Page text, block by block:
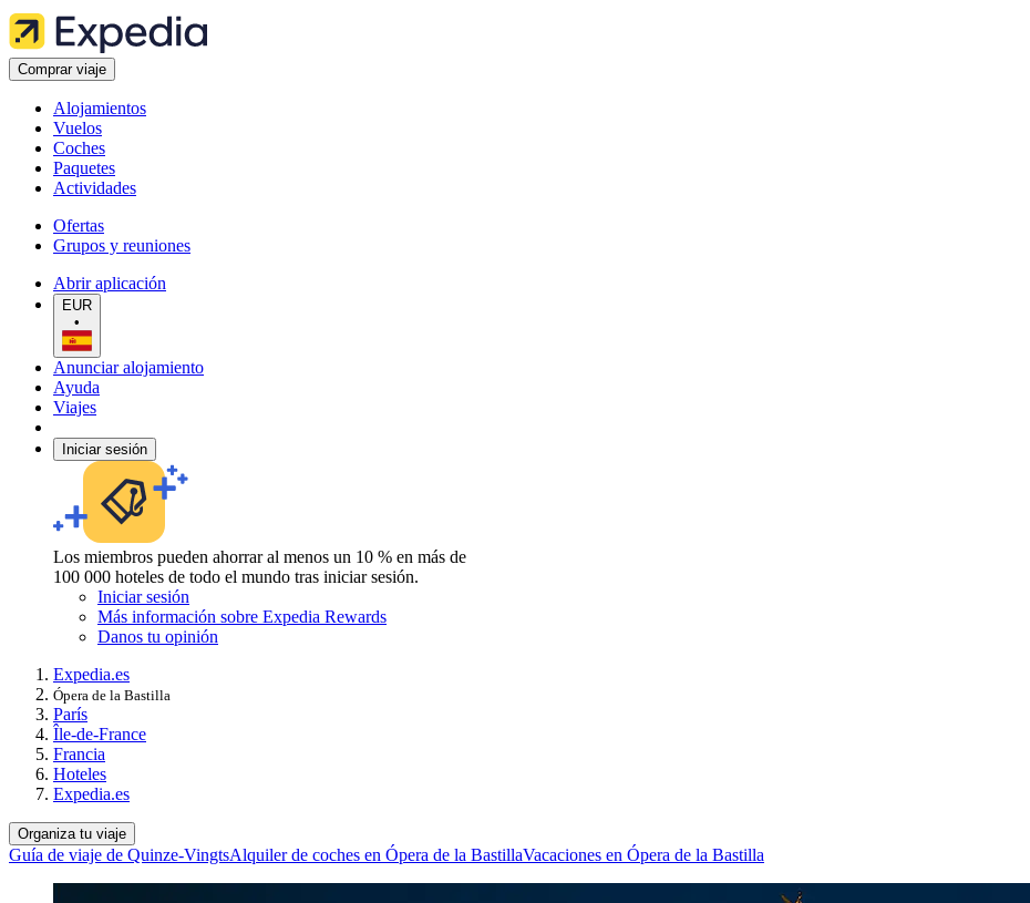
Comprar viaje
Alojamientos
Vuelos
Coches
Paquetes
Actividades
Ofertas
Grupos y reuniones
Abrir aplicación
EUR
•
Anunciar alojamiento
Ayuda
Viajes
Iniciar sesión
Los miembros pueden ahorrar al menos un 10 % en más de
100 000 hoteles de todo el mundo tras iniciar sesión.
Iniciar sesión
Más información sobre Expedia Rewards
Danos tu opinión
Expedia.es
Ópera de la Bastilla
París
Île-de-France
Francia
Hoteles
Expedia.es
Organiza tu viaje
Guía de viaje de Quinze-VingtsAlquiler de coches en Ópera de la BastillaVacaciones en Ópera de la Bastilla